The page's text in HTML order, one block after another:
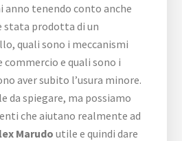
anno tenendo conto anche
stata prodotta di un
quali sono i meccanismi
e quali sono i
aver subito l’usura minore.
da spiegare, ma possiamo
che aiutano realmente ad
Marudoutile e quindi dare